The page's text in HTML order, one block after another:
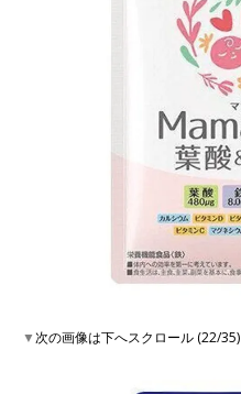
▼次の画像は下へスクロール (22/35)